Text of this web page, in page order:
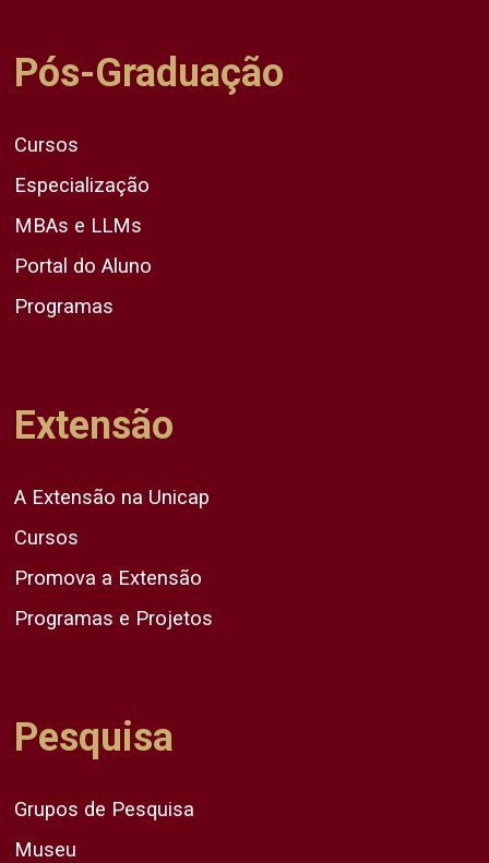
Pós-Graduação
Cursos
Especialização
MBAs e LLMs
Portal do Aluno
Programas
Extensão
A Extensão na Unicap
Cursos
Promova a Extensão
Programas e Projetos
Pesquisa
Grupos de Pesquisa
Museu